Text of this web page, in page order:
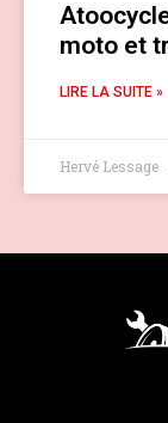
moto et
LIRE LA SUITE »
Hervé Lessage